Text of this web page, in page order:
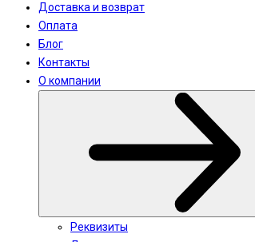
Доставка и возврат
Оплата
Блог
Контакты
О компании
Реквизиты